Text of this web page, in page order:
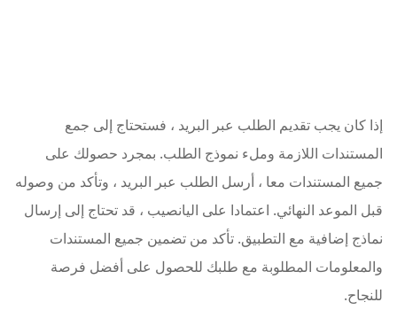
إذا كان يجب تقديم الطلب عبر البريد ، فستحتاج إلى جمع
المستندات اللازمة وملء نموذج الطلب. بمجرد حصولك على
جميع المستندات معا ، أرسل الطلب عبر البريد ، وتأكد من وصوله
قبل الموعد النهائي. اعتمادا على اليانصيب ، قد تحتاج إلى إرسال
نماذج إضافية مع التطبيق. تأكد من تضمين جميع المستندات
والمعلومات المطلوبة مع طلبك للحصول على أفضل فرصة
للنجاح.